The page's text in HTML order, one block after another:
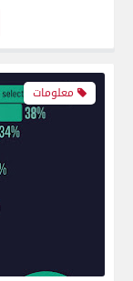
معلومات